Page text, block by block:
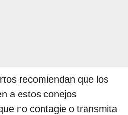
recomiendan que los
a estos conejos
no contagie o transmita